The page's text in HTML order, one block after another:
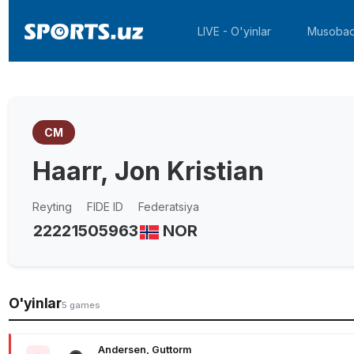
LIVE - O'yinlar
CM
Haarr, Jon Kristian
Reyting
2222
FIDE ID
1505963
Federatsiya
NOR
O'yinlar5 games
Andersen, Guttorm